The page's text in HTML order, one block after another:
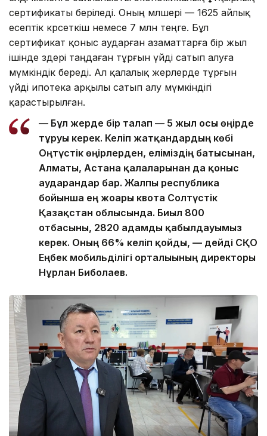
сертификаты беріледі. Оның мөлшері — 1625 айлық
есептік көрсеткіш немесе 7 млн теңге. Бұл
сертификат қоныс аударған азаматтарға бір жыл
ішінде өздері таңдаған тұрғын үйді сатып алуға
мүмкіндік береді. Ал қалалық жерлерде тұрғын
үйді ипотека арқылы сатып алу мүмкіндігі
қарастырылған.
— Бұл жерде бір талап — 5 жыл осы өңірде
тұруы керек. Келіп жатқандардың көбі
Оңтүстік өңірлерден, еліміздің батысынан,
Алматы, Астана қалаларынан да қоныс
аударғандар бар. Жалпы республика
бойынша ең жоғарғы квота Солтүстік
Қазақстан облысында. Биыл 800
отбасыны, 2820 адамды қабылдауымыз
керек. Оның 66% келіп қойды, — дейді СҚО
Еңбек мобильділігі орталығының директоры
Нұрлан Биболаев.